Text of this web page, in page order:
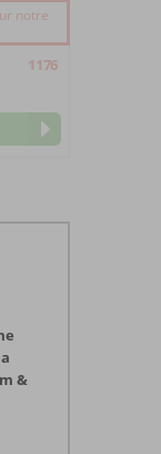
notre
1176
&